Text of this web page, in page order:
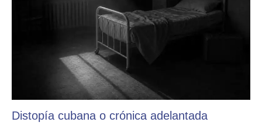
Distopía cubana o crónica adelantada